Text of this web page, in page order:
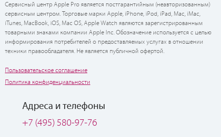
Сервисный центр Apple Pro является постгарантийным (неавторизованным)
сервисным центром. Торговые марки Apple, iPhone, iPod, iPad, Mac, iMac,
iTunes, MacBook, iOS, Mac OS, Apple Watch являются зарегистрированным
товарными знаками компании Apple Inc. Обозначение используется с целью
информирования потребителей о предоставляемых услугах в отношении
техники правообладателя. Не является публичной офертой.
Пользовательское соглашение
Политика конфиденциальности
Адреса и телефоны
+7 (495) 580-97-76